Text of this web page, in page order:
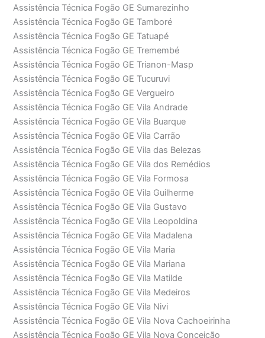
Assistência Técnica Fogão GE Sumarezinho
Assistência Técnica Fogão GE Tamboré
Assistência Técnica Fogão GE Tatuapé
Assistência Técnica Fogão GE Tremembé
Assistência Técnica Fogão GE Trianon-Masp
Assistência Técnica Fogão GE Tucuruvi
Assistência Técnica Fogão GE Vergueiro
Assistência Técnica Fogão GE Vila Andrade
Assistência Técnica Fogão GE Vila Buarque
Assistência Técnica Fogão GE Vila Carrão
Assistência Técnica Fogão GE Vila das Belezas
Assistência Técnica Fogão GE Vila dos Remédios
Assistência Técnica Fogão GE Vila Formosa
Assistência Técnica Fogão GE Vila Guilherme
Assistência Técnica Fogão GE Vila Gustavo
Assistência Técnica Fogão GE Vila Leopoldina
Assistência Técnica Fogão GE Vila Madalena
Assistência Técnica Fogão GE Vila Maria
Assistência Técnica Fogão GE Vila Mariana
Assistência Técnica Fogão GE Vila Matilde
Assistência Técnica Fogão GE Vila Medeiros
Assistência Técnica Fogão GE Vila Nivi
Assistência Técnica Fogão GE Vila Nova Cachoeirinha
Assistência Técnica Fogão GE Vila Nova Conceição